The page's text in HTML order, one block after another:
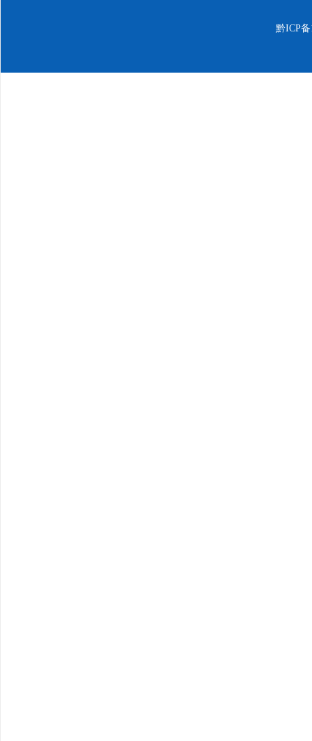
黔ICP备